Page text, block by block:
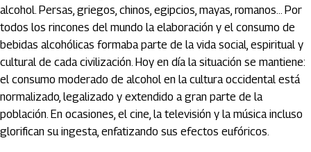
alcohol. Persas, griegos, chinos, egipcios, mayas, romanos… Por
todos los rincones del mundo la elaboración y el consumo de
bebidas alcohólicas formaba parte de la vida social, espiritual y
cultural de cada civilización. Hoy en día la situación se mantiene:
el consumo moderado de alcohol en la cultura occidental está
normalizado, legalizado y extendido a gran parte de la
población. En ocasiones, el cine, la televisión y la música incluso
glorifican su ingesta, enfatizando sus efectos eufóricos.